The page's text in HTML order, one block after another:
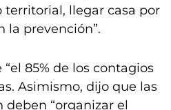
llegar casa por
la prevención”.
85% de los contagios
Asimismo, dijo que las
“organizar el